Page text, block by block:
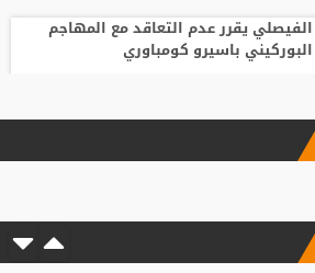
الفيصلي يقرر عدم التعاقد مع المهاجم
البوركيني باسيرو كومباوري
"اليويفا" يؤكد دفع مستحقات نهاية الخدمة